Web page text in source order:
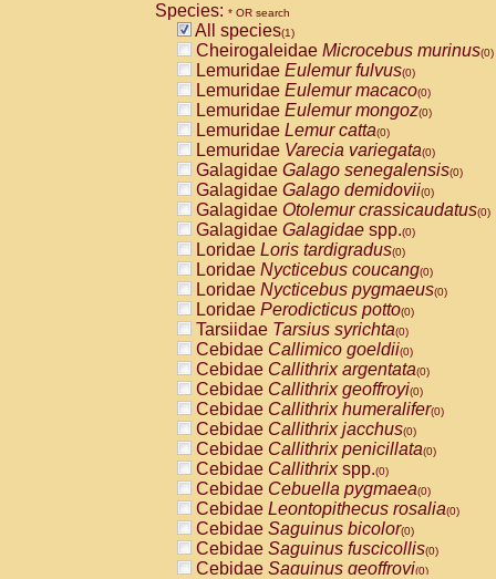
Species: * OR search
All species(1)
Cheirogaleidae Microcebus murinus(0)
Lemuridae Eulemur fulvus(0)
Lemuridae Eulemur macaco(0)
Lemuridae Eulemur mongoz(0)
Lemuridae Lemur catta(0)
Lemuridae Varecia variegata(0)
Galagidae Galago senegalensis(0)
Galagidae Galago demidovii(0)
Galagidae Otolemur crassicaudatus(0)
Galagidae Galagidae spp.(0)
Loridae Loris tardigradus(0)
Loridae Nycticebus coucang(0)
Loridae Nycticebus pygmaeus(0)
Loridae Perodicticus potto(0)
Tarsiidae Tarsius syrichta(0)
Cebidae Callimico goeldii(0)
Cebidae Callithrix argentata(0)
Cebidae Callithrix geoffroyi(0)
Cebidae Callithrix humeralifer(0)
Cebidae Callithrix jacchus(0)
Cebidae Callithrix penicillata(0)
Cebidae Callithrixspp.(0)
Cebidae Cebuella pygmaea(0)
Cebidae Leontopithecus rosalia(0)
Cebidae Saguinus bicolor(0)
Cebidae Saguinus fuscicollis(0)
Cebidae Saguinus geoffroyi(0)